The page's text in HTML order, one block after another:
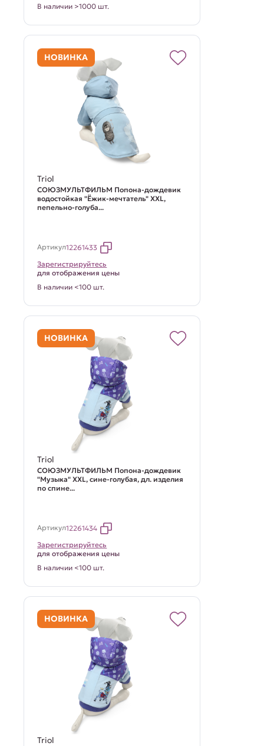
В наличии >1000 шт.
НОВИНКА
Triol
СОЮЗМУЛЬТФИЛЬМ Попона-дождевик
водостойкая "Ёжик-мечтатель" XXL,
пепельно-голуба...
Артикул12261433
Зарегистрируйтесь
для отображения цены
В наличии <100 шт.
НОВИНКА
Triol
СОЮЗМУЛЬТФИЛЬМ Попона-дождевик
"Музыка" XXL, сине-голубая, дл. изделия
по спине...
Артикул12261434
Зарегистрируйтесь
для отображения цены
В наличии <100 шт.
НОВИНКА
Triol